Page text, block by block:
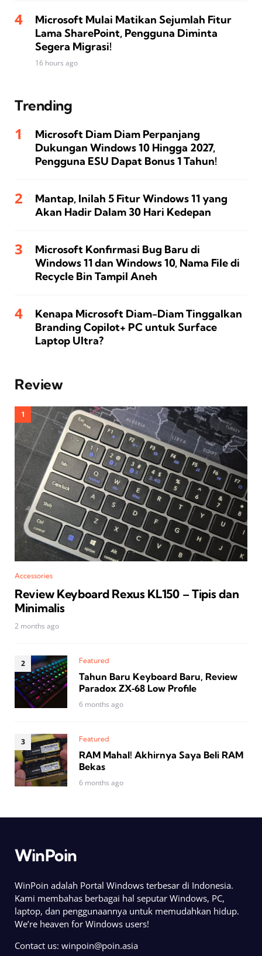
Microsoft Mulai Matikan Sejumlah Fitur
Lama SharePoint, Pengguna Diminta
Segera Migrasi!
16 hours ago
Trending
Microsoft Diam Diam Perpanjang
Dukungan Windows 10 Hingga 2027,
Pengguna ESU Dapat Bonus 1 Tahun!
Mantap, Inilah 5 Fitur Windows 11 yang
Akan Hadir Dalam 30 Hari Kedepan
Microsoft Konfirmasi Bug Baru di
Windows 11 dan Windows 10, Nama File di
Recycle Bin Tampil Aneh
Kenapa Microsoft Diam-Diam Tinggalkan
Branding Copilot+ PC untuk Surface
Laptop Ultra?
Review
Accessories
Review Keyboard Rexus KL150 – Tipis dan
Minimalis
2 months ago
Featured
Tahun Baru Keyboard Baru, Review
Paradox ZX‑68 Low Profile
6 months ago
Featured
RAM Mahal! Akhirnya Saya Beli RAM
Bekas
6 months ago
WinPoin
WinPoin adalah Portal Windows terbesar di Indonesia.
Kami membahas berbagai hal seputar Windows, PC,
laptop, dan penggunaannya untuk memudahkan hidup.
We’re heaven for Windows users!
Contact us: winpoin@poin.asia